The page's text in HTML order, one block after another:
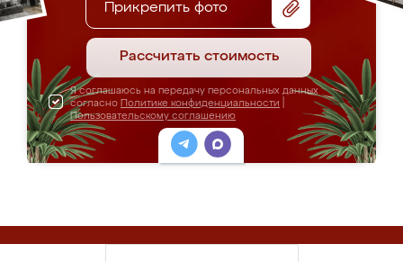
Прикрепить фото
Рассчитать стоимость
Я соглашаюсь на передачу персональных данных
согласно Политике конфиденциальности
Пользовательскому соглашению